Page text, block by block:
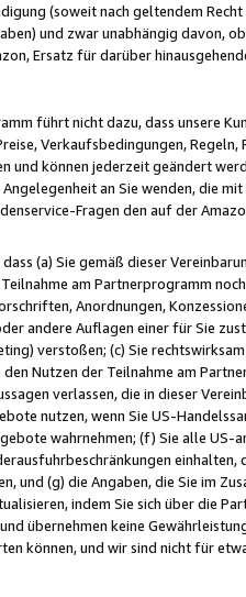
(soweit nach geltendem
und zwar unabhängig davon,
Ersatz für darüber
führt nicht dazu, dass unsere
Verkaufsbedingungen,
und können jederzeit geändert
Angelegenheit an Sie wenden, die
Fragen den auf der
(a) Sie gemäß dieser
am Partnerprogramm
Anordnungen,
andere Auflagen einer für Sie
verstoßen; (c) Sie
Nutzen der Teilnahme am
verlassen, die in dieser
nutzen, wenn Sie US-
wahrnehmen; (f) Sie alle
und (g) die Angaben, die Sie im
indem Sie sich über die
übernehmen keine
können, und wir sind nicht für